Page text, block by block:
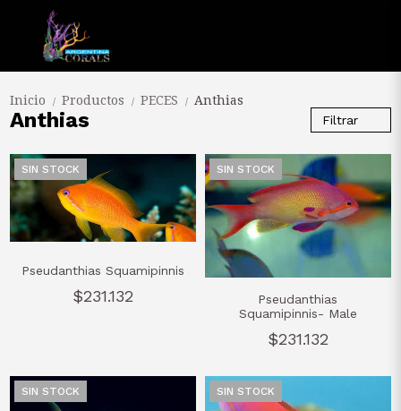
Inicio / Productos / PECES / Anthias
Anthias Filtrar
SIN STOCK
Pseudanthias Squamipinnis
$231.132
SIN STOCK
Pseudanthias
Squamipinnis- Male
$231.132
SIN STOCK SIN STOCK